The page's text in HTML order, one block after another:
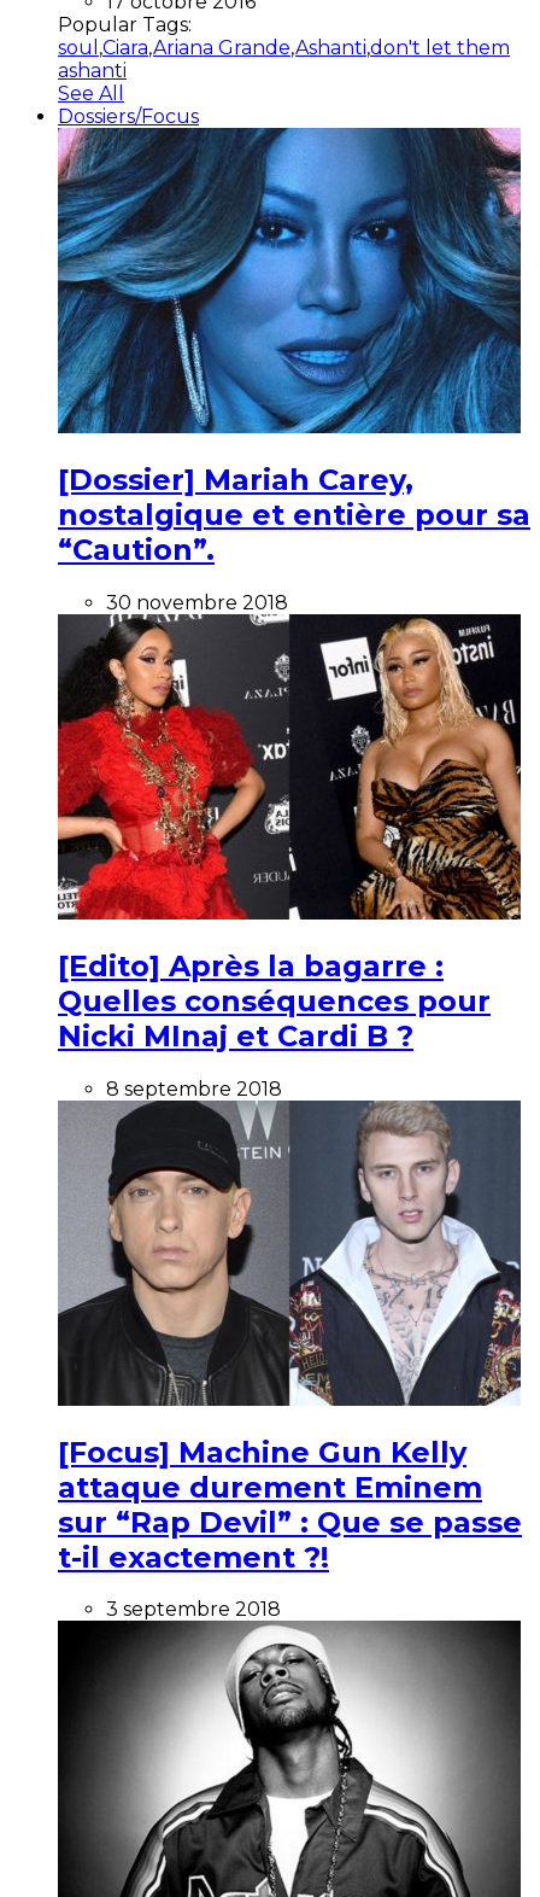
Popular Tags:
soul ,Ciara,Ariana Grande,Ashanti,don't let them
ashanti
See All
Dossiers/Focus
[Dossier] Mariah Carey,
nostalgique et entière pour sa
“Caution”.
30 novembre 2018
[Edito] Après la bagarre :
Quelles conséquences pour
Nicki MInaj et Cardi B ?
8 septembre 2018
[Focus] Machine Gun Kelly
attaque durement Eminem
sur “Rap Devil” : Que se passe
t-il exactement ?!
3 septembre 2018